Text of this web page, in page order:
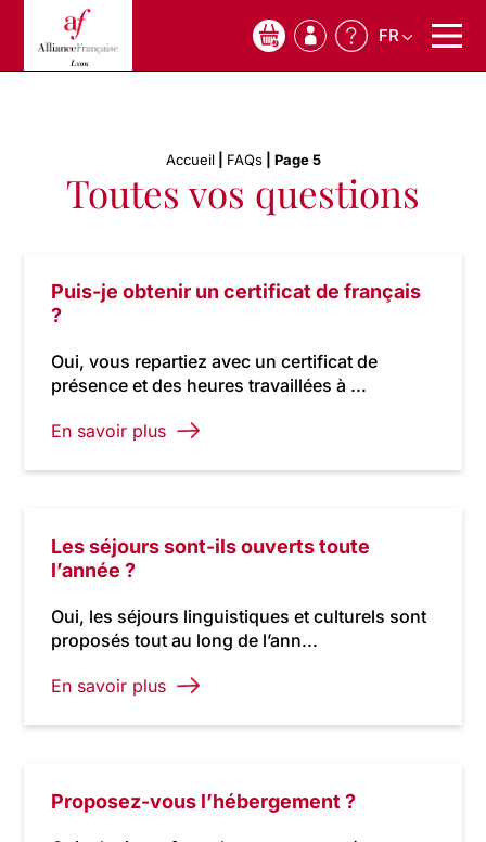
0 FR
Accueil| FAQs| Page 5
Toutes vos questions
Puis-je obtenir un certificat de français
?
Oui, vous repartiez avec un certificat de
présence et des heures travaillées à ...
En savoir plus
Les séjours sont-ils ouverts toute
l’année ?
Oui, les séjours linguistiques et culturels sont
proposés tout au long de l’ann...
En savoir plus
Proposez-vous l’hébergement ?